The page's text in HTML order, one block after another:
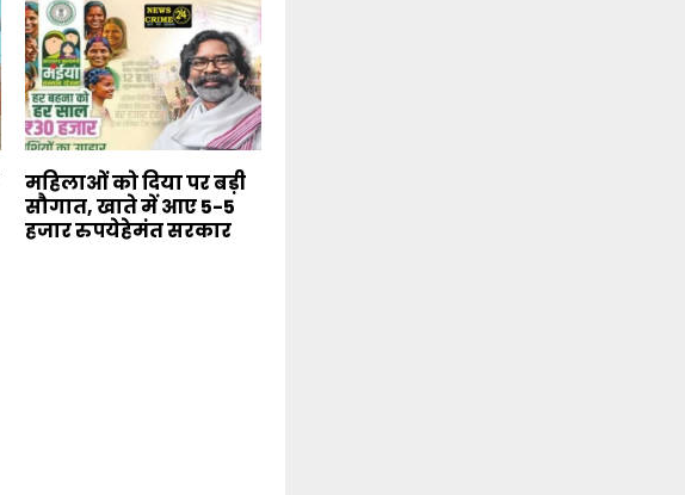
महिलाओं को दिया पर बड़ी
सौगात, खाते में आए 5-5
हजार रुपयेहेमंत सरकार